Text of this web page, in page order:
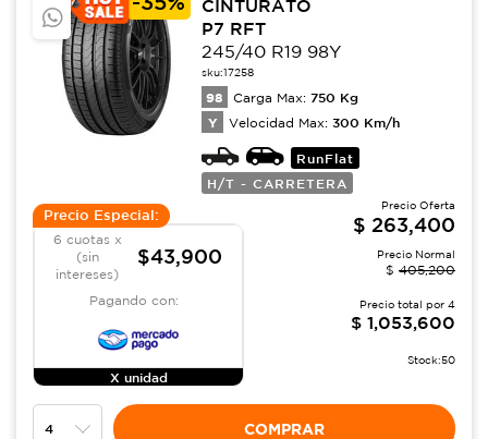
CINTURATO
P7 RFT
245/40 R19 98Y
sku:17258
98 Carga Max: 750 Kg
Y Velocidad Max: 300 Km/h
RunFlat
H/T - CARRETERA
Precio Especial:
6 cuotas x
(sin
intereses)
$43,900
Pagando con:
X unidad
Precio Oferta
$ 263,400
Precio Normal
$ 405,200
Precio total por 4
$ 1,053,600
Stock:50
COMPRAR